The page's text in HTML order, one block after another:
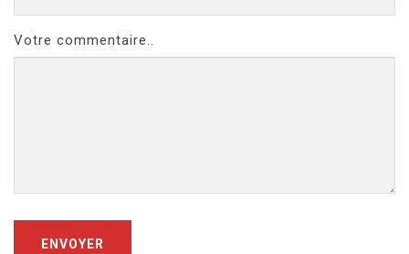
Votre commentaire..
ENVOYER